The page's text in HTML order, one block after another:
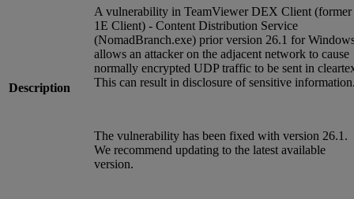
Description
A vulnerability in TeamViewer DEX Client (former
1E Client) - Content Distribution Service
(NomadBranch.exe) prior version 26.1 for
allows an attacker on the adjacent network to cause
normally encrypted UDP traffic to be sent in
This can result in disclosure of sensitive
The vulnerability has been fixed with version 26.1.
We recommend updating to the latest available
version.